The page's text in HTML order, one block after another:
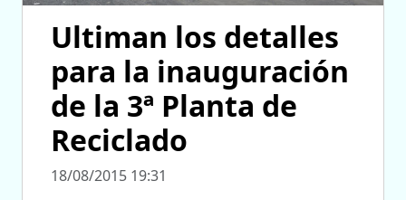
Ultiman los detalles
para la inauguración
de la 3ª Planta de
Reciclado
18/08/2015 19:31